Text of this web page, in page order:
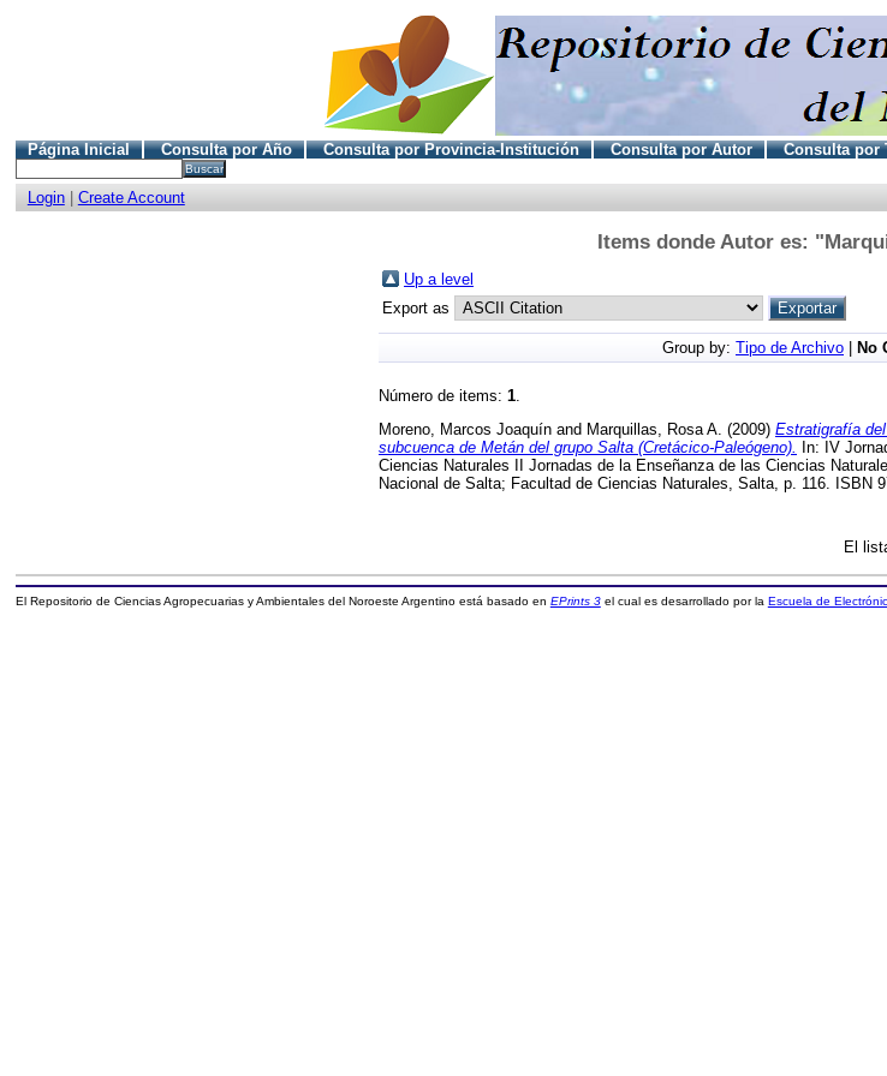
Página Inicial Consulta por Año Consulta por Provincia-Institución Consulta por Autor Consulta por
Login| Create Account
Items donde Autor es: "
Up a level
Export as
Group by: Tipo de Archivo No
Número de items: 1
Moreno, Marcos Joaquín and Marquillas, Rosa A. (2009) Estratigrafía
subcuenca de Metán del grupo Salta (Cretácico-Paleógeno). In: IV
Ciencias Naturales II Jornadas de la Enseñanza de las Ciencias
Nacional de Salta; Facultad de Ciencias Naturales, Salta, p. 116. ISBN
El
El Repositorio de Ciencias Agropecuarias y Ambientales del Noroeste Argentino está basado en EPrints 3el cual es desarrollado por la Escuela de